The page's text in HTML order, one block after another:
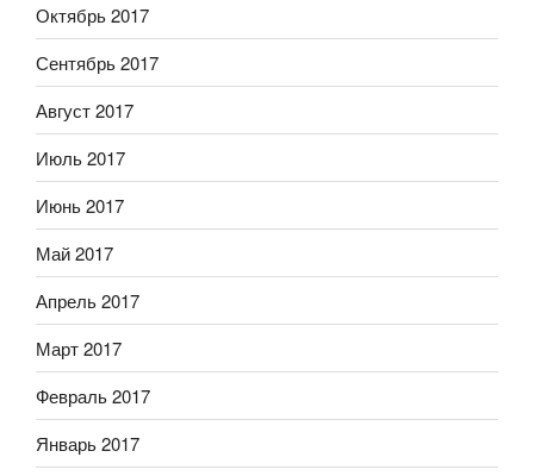
Октябрь 2017
Сентябрь 2017
Август 2017
Июль 2017
Июнь 2017
Май 2017
Апрель 2017
Март 2017
Февраль 2017
Январь 2017